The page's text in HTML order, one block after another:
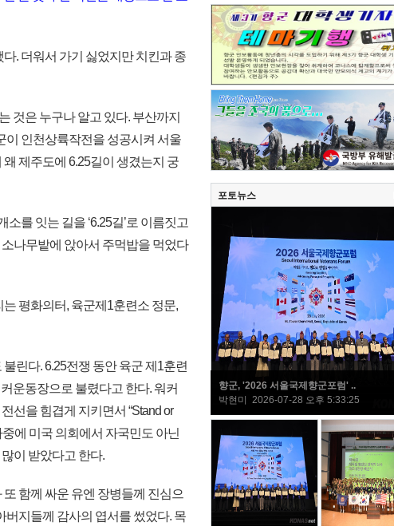
. 더워서 가기 싫었지만 치킨과 종
것은 누구나 알고 있다. 부산까지
이 인천상륙작전을 성공시켜 서울
제주도에 6.25길이 생겼는지 궁
를 잇는 길을 ‘6.25길’로 이름짓고
나무밭에 앉아서 주먹밥을 먹었다
평화의터, 육군제1훈련소 정문,
린다. 6.25전쟁 동안 육군 제1훈련
운동장으로 불렸다고 한다. 워커
선을 힘겹게 지키면서 “Stand or
에 미국 의회에서 자국민도 아닌
이 받았다고 한다.
함께 싸운 유엔 장병들께 진심으
버지들께 감사의 엽서를 썼었다. 목
포토뉴스
향군, '2026 서울국제향군포럼' ..
박현미 2026-07-28 오후 5:33:25